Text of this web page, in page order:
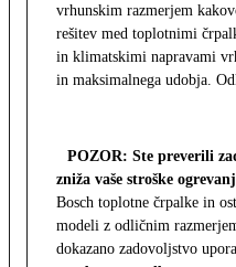
vrhunskim razmerjem
rešitev med toplotnimi
in klimatskimi napravami
in maksimalnega udobja.
POZOR: Ste preverili
zniža vaše stroške
Bosch toplotne črpalke in
modeli z odličnim
dokazano zadovoljstvo